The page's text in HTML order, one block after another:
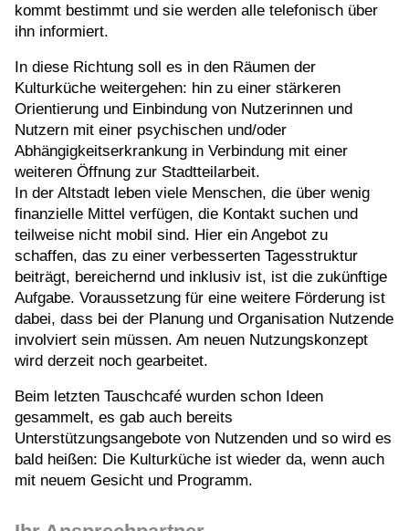
kommt bestimmt und sie werden alle telefonisch über
ihn informiert.
In diese Richtung soll es in den Räumen der
Kulturküche weitergehen: hin zu einer stärkeren
Orientierung und Einbindung von Nutzerinnen und
Nutzern mit einer psychischen und/oder
Abhängigkeitserkrankung in Verbindung mit einer
weiteren Öffnung zur Stadtteilarbeit.
In der Altstadt leben viele Menschen, die über wenig
finanzielle Mittel verfügen, die Kontakt suchen und
teilweise nicht mobil sind. Hier ein Angebot zu
schaffen, das zu einer verbesserten Tagesstruktur
beiträgt, bereichernd und inklusiv ist, ist die zukünftige
Aufgabe. Voraussetzung für eine weitere Förderung ist
dabei, dass bei der Planung und Organisation Nutzende
involviert sein müssen. Am neuen Nutzungskonzept
wird derzeit noch gearbeitet.
Beim letzten Tauschcafé wurden schon Ideen
gesammelt, es gab auch bereits
Unterstützungsangebote von Nutzenden und so wird es
bald heißen: Die Kulturküche ist wieder da, wenn auch
mit neuem Gesicht und Programm.